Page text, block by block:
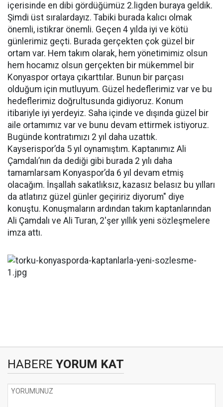
içerisinde en dibi gördüğümüz 2.ligden buraya geldik.
Şimdi üst sıralardayız. Tabiki burada kalıcı olmak
önemli, istikrar önemli. Geçen 4 yılda iyi ve kötü
günlerimiz geçti. Burada gerçekten çok güzel bir
ortam var. Hem takım olarak, hem yönetimimiz olsun
hem hocamız olsun gerçekten bir mükemmel bir
Konyaspor ortaya çıkarttılar. Bunun bir parçası
olduğum için mutluyum. Güzel hedeflerimiz var ve bu
hedeflerimiz doğrultusunda gidiyoruz. Konum
itibariyle iyi yerdeyiz. Saha içinde ve dışında güzel bir
aile ortamımız var ve bunu devam ettirmek istiyoruz.
Bugünde kontratımızı 2 yıl daha uzattık.
Kayserispor’da 5 yıl oynamıştım. Kaptanımız Ali
Çamdalı’nın da dediği gibi burada 2 yılı daha
tamamlarsam Konyaspor’da 6 yıl devam etmiş
olacağım. İnşallah sakatlıksız, kazasız belasız bu yılları
da atlatırız güzel günler geçiririz diyorum" diye
konuştu. Konuşmaların ardından takım kaptanlarından
Ali Çamdalı ve Ali Turan, 2'şer yıllık yeni sözleşmelere
imza attı.
HABERE YORUM KAT